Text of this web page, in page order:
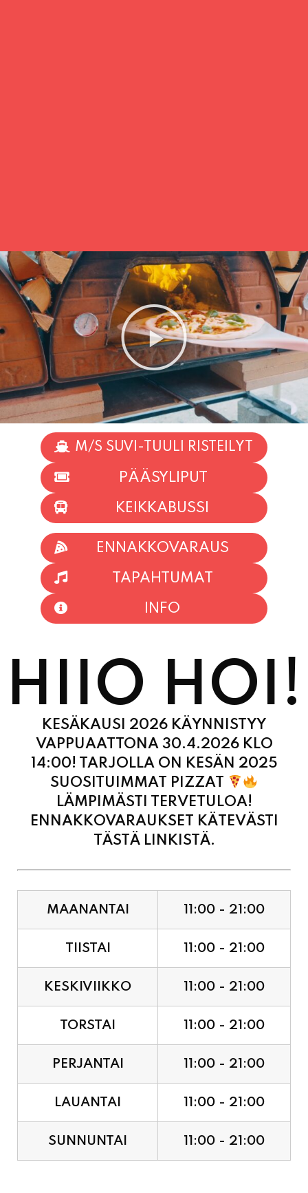
M/S SUVI-TUULI RISTEILYT
PÄÄSYLIPUT
KEIKKABUSSI
ENNAKKOVARAUS
TAPAHTUMAT
INFO
HIIO HOI!
KESÄKAUSI 2026 KÄYNNISTYY
VAPPUAATTONA 30.4.2026 KLO
14:00! TARJOLLA ON KESÄN 2025
SUOSITUIMMAT PIZZAT
LÄMPIMÄSTI TERVETULOA!
ENNAKKOVARAUKSET KÄTEVÄSTI
TÄSTÄ LINKISTÄ.
MAANANTAI 11:00 - 21:00
TIISTAI 11:00 - 21:00
KESKIVIIKKO 11:00 - 21:00
TORSTAI 11:00 - 21:00
PERJANTAI 11:00 - 21:00
LAUANTAI 11:00 - 21:00
SUNNUNTAI 11:00 - 21:00